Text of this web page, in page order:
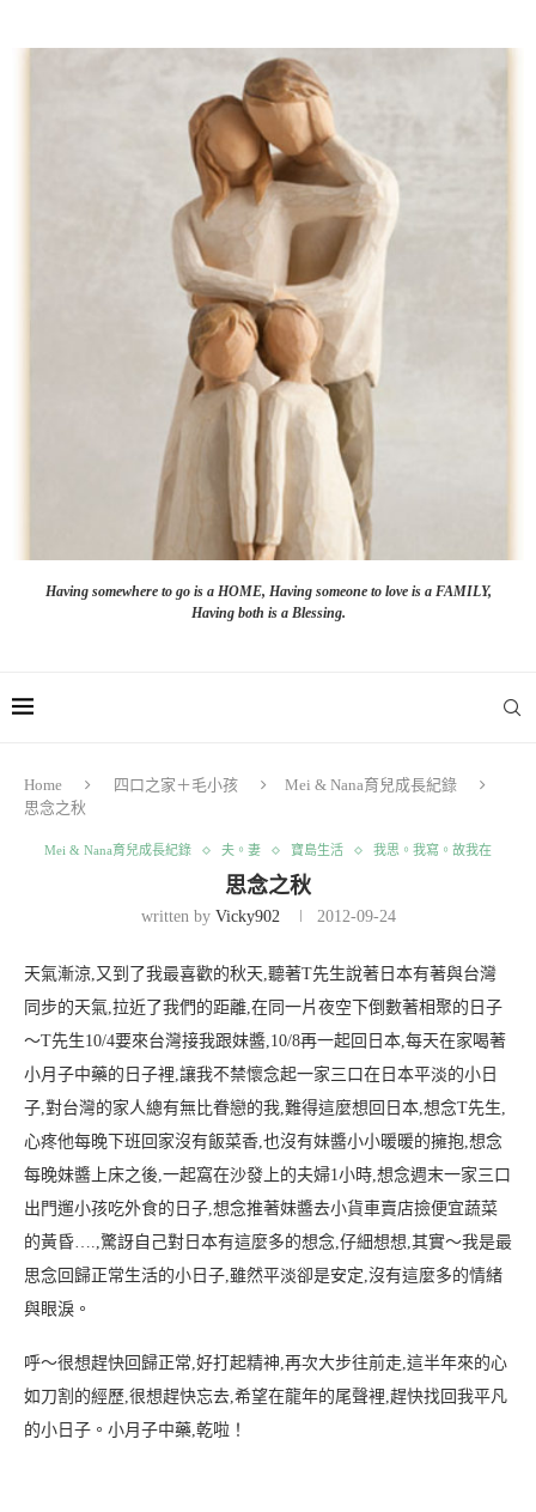
Having somewhere to go is a HOME, Having someone to love is a FAMILY,
Having both is a Blessing.
Home 四口之家＋毛小孩
Mei & Nana育兒成長紀錄
思念之秋
Mei & Nana育兒成長紀錄 夫。妻 寶島生活 我思。我寫。故我在
思念之秋
written by Vicky902 2012-09-24
天氣漸涼,又到了我最喜歡的秋天,聽著T先生說著日本有著與台灣
同步的天氣,拉近了我們的距離,在同一片夜空下倒數著相聚的日子
～T先生10/4要來台灣接我跟妹醬,10/8再一起回日本,每天在家喝著
小月子中藥的日子裡,讓我不禁懷念起一家三口在日本平淡的小日
子,對台灣的家人總有無比眷戀的我,難得這麼想回日本,想念T先生,
心疼他每晚下班回家沒有飯菜香,也沒有妹醬小小暖暖的擁抱,想念
每晚妹醬上床之後,一起窩在沙發上的夫婦1小時,想念週末一家三口
出門遛小孩吃外食的日子,想念推著妹醬去小貨車賣店撿便宜蔬菜
的黃昏….,驚訝自己對日本有這麼多的想念,仔細想想,其實～我是最
思念回歸正常生活的小日子,雖然平淡卻是安定,沒有這麼多的情緒
與眼淚。
呼～很想趕快回歸正常,好打起精神,再次大步往前走,這半年來的心
如刀割的經歷,很想趕快忘去,希望在龍年的尾聲裡,趕快找回我平凡
的小日子。小月子中藥,乾啦！